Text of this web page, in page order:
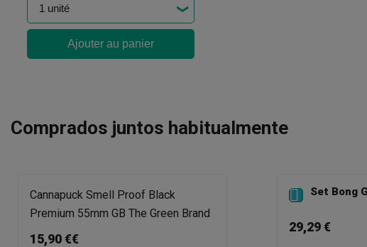
Ajouter au panier
Comprados juntos habitualmente
Cannapuck Smell Proof Black
Premium 55mm GB The Green Brand
15,90 €€
 Set Bong
29,29 €